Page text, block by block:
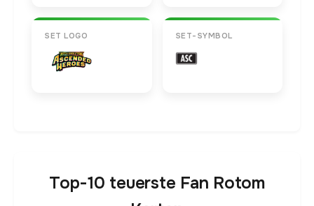
SET LOGO SET-SYMBOL
Top-10 teuerste Fan Rotom